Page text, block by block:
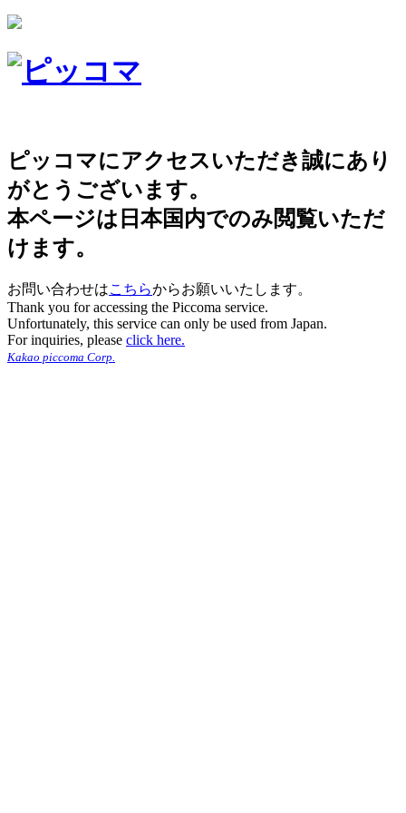
ピッコマにアクセスいただき誠にあり
がとうございます。
本ページは日本国内でのみ閲覧いただ
けます。
お問い合わせはこちらからお願いいたします。
Thank you for accessing the Piccoma service.
Unfortunately, this service can only be used from Japan.
For inquiries, please click here.
Kakao piccoma Corp.